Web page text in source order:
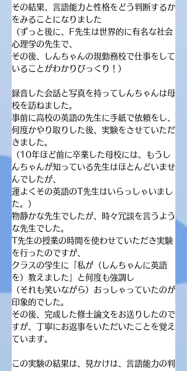
その結果、言語能力と性格をどう判断するか
をみることになりました
（ずっと後に、F先生は世界的に有名な社会
心理学の先生で、
その後、しんちゃんの現勤務校で仕事をして
いることがわかりびっくり！）
録音した会話と写真を持ってしんちゃんは母
校を訪ねました。
事前に高校の英語の先生に手紙で依頼をし、
何度かやり取りした後、実験をさせていただ
きました。
（10年ほど前に卒業した母校には、もうし
んちゃんが知っている先生はほとんどいませ
んでしたが、
運よくその英語のT先生はいらっしゃいまし
た。）
物静かな先生でしたが、時々冗談を言うよう
な先生でした。
T先生の授業の時間を使わせていただき実験
を行ったのですが、
クラスの学生に「私が（しんちゃんに英語
を）教えました」と何度も強調し
（それも笑いながら）おっしゃっていたのが
印象的でした。
その後、完成した修士論文をお送りしたので
すが、丁寧にお返事をいただいたことを覚え
ています。
この実験の結果は、見かけは、言語能力の判